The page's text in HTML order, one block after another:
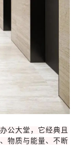
公大堂，它经典且
物质与能量、不断